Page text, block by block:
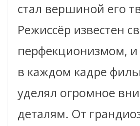
стал вершиной его
Режиссёр известен
перфекционизмом, и
в каждом кадре
уделял огромное
деталям. От